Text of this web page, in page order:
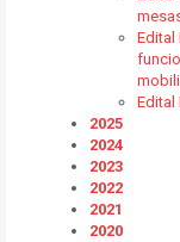
Edital
Edital
2025
2024
2023
2022
2021
2020